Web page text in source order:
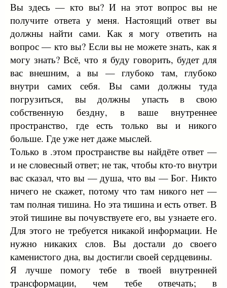
Вы здесь — кто вы? И на этот вопрос вы не
получите ответа у меня. Настоящий ответ вы
должны найти сами. Как я могу ответить на
вопрос — кто вы? Если вы не можете знать, как я
могу знать? Всё, что я буду говорить, будет для
вас внешним, а вы — глубоко там, глубоко
внутри самих себя. Вы сами должны туда
погрузиться, вы должны упасть в свою
собственную бездну, в ваше внутреннее
пространство, где есть только вы и никого
больше. Где уже нет даже мыслей.
Только в .этом пространстве вы найдёте ответ —
и не словесный ответ; не так, чтобы кто-то внутри
вас сказал, что вы — душа, что вы — Бог. Никто
ничего не скажет, потому что там никого нет —
там полная тишина. Но эта тишина и есть ответ. В
этой тишине вы почувствуете его, вы узнаете его.
Для этого не требуется никакой информации. Не
нужно никаких слов. Вы достали до своего
каменистого дна, вы достигли своей сердцевины.
Я лучше помогу тебе в твоей внутренней
трансформации, чем тебе отвечать; в